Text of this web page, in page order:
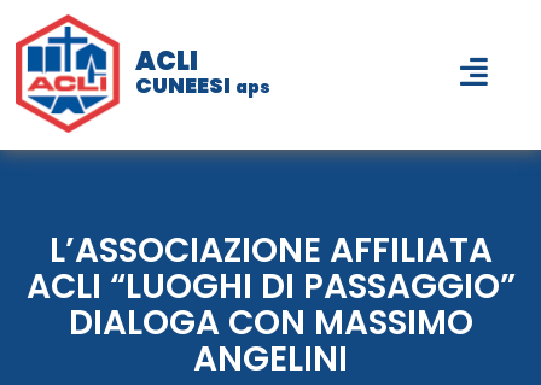
ACLI
CUNEESI aps
L’ASSOCIAZIONE AFFILIATA
ACLI “LUOGHI DI PASSAGGIO”
DIALOGA CON MASSIMO
ANGELINI